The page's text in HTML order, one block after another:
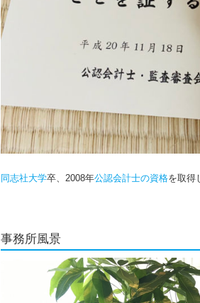
同志社大学卒、2008年公認会計士の資格を取得
事務所風景